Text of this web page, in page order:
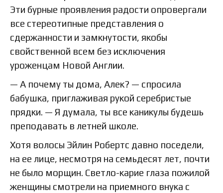
Эти бурные проявления радости опровергали
все стереотипные представления о
сдержанности и замкнутости, якобы
свойственной всем без исключения
уроженцам Новой Англии.
— А почему ты дома, Алек? — спросила
бабушка, приглаживая рукой серебристые
прядки. — Я думала, ты все каникулы будешь
преподавать в летней школе.
Хотя волосы Эйлин Робертс давно поседели,
на ее лице, несмотря на семьдесят лет, почти
не было морщин. Светло-карие глаза пожилой
женщины смотрели на приемного внука с